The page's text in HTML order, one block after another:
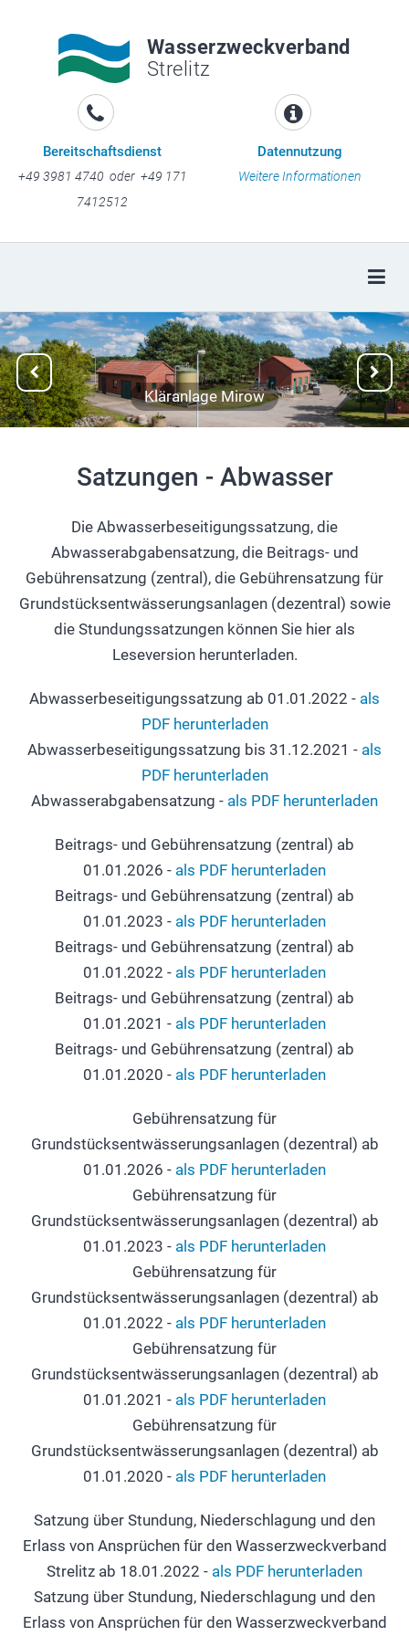
Wasserzweckverband
Strelitz
Bereitschaftsdienst
+49 3981 4740 oder +49 171
7412512
Datennutzung
Weitere Informationen
Kläranlage Mirow
Previous Next
Satzungen - Abwasser
Die Abwasserbeseitigungssatzung, die
Abwasserabgabensatzung, die Beitrags- und
Gebührensatzung (zentral), die Gebührensatzung für
Grundstücksentwässerungsanlagen (dezentral) sowie
die Stundungssatzungen können Sie hier als
Leseversion herunterladen.
Abwasserbeseitigungssatzung ab 01.01.2022 - als
PDF herunterladen
Abwasserbeseitigungssatzung bis 31.12.2021 - als
PDF herunterladen
Abwasserabgabensatzung - als PDF herunterladen
Beitrags- und Gebührensatzung (zentral) ab
01.01.2026 - als PDF herunterladen
Beitrags- und Gebührensatzung (zentral) ab
01.01.2023 - als PDF herunterladen
Beitrags- und Gebührensatzung (zentral) ab
01.01.2022 - als PDF herunterladen
Beitrags- und Gebührensatzung (zentral) ab
01.01.2021 - als PDF herunterladen
Beitrags- und Gebührensatzung (zentral) ab
01.01.2020 - als PDF herunterladen
Gebührensatzung für
Grundstücksentwässerungsanlagen (dezentral) ab
01.01.2026 - als PDF herunterladen
Gebührensatzung für
Grundstücksentwässerungsanlagen (dezentral) ab
01.01.2023 - als PDF herunterladen
Gebührensatzung für
Grundstücksentwässerungsanlagen (dezentral) ab
01.01.2022 - als PDF herunterladen
Gebührensatzung für
Grundstücksentwässerungsanlagen (dezentral) ab
01.01.2021 - als PDF herunterladen
Gebührensatzung für
Grundstücksentwässerungsanlagen (dezentral) ab
01.01.2020 - als PDF herunterladen
Satzung über Stundung, Niederschlagung und den
Erlass von Ansprüchen für den Wasserzweckverband
Strelitz ab 18.01.2022 - als PDF herunterladen
Satzung über Stundung, Niederschlagung und den
Erlass von Ansprüchen für den Wasserzweckverband